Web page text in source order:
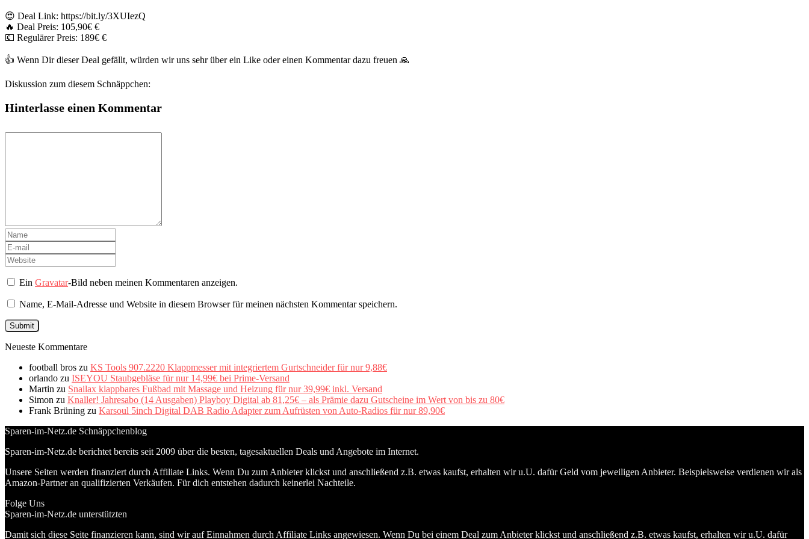
😍 Deal Link: https://bit.ly/3XUIezQ
🔥 Deal Preis: 105,90€ €
💶 Regulärer Preis: 189€ €
👍 Wenn Dir dieser Deal gefällt, würden wir uns sehr über ein Like oder einen Kommentar dazu freuen 🙏
Diskussion zum diesem Schnäppchen:
Hinterlasse einen Kommentar
EinGravatar-Bild neben meinen Kommentaren anzeigen.
Name, E-Mail-Adresse und Website in diesem Browser für meinen nächsten Kommentar speichern.
Neueste Kommentare
football bros zu KS Tools 907.2220 Klappmesser mit integriertem Gurtschneider für nur 9,88€
orlando zu ISEYOU Staubgebläse für nur 14,99€ bei Prime-Versand
Martin zu Snailax klappbares Fußbad mit Massage und Heizung für nur 39,99€ inkl. Versand
Simon zu Knaller! Jahresabo (14 Ausgaben) Playboy Digital ab 81,25€ – als Prämie dazu Gutscheine im Wert von bis zu 80€
Frank Brüning zu Karsoul 5inch Digital DAB Radio Adapter zum Aufrüsten von Auto-Radios für nur 89,90€
Sparen-im-Netz.de Schnäppchenblog
Sparen-im-Netz.de berichtet bereits seit 2009 über die besten, tagesaktuellen Deals und Angebote im Internet.
Unsere Seiten werden finanziert durch Affiliate Links. Wenn Du zum Anbieter klickst und anschließend z.B. etwas kaufst, erhalten wir u.U. dafür Geld vom jeweiligen Anbieter. Beispielsweise verdienen wir als
Amazon-Partner an qualifizierten Verkäufen. Für dich entstehen dadurch keinerlei Nachteile.
Folge Uns
Sparen-im-Netz.de unterstützten
Damit sich diese Seite finanzieren kann, sind wir auf Einnahmen durch Affiliate Links angewiesen. Wenn Du bei einem Deal zum Anbieter klickst und anschließend z.B. etwas kaufst, erhalten wir u.U. dafür